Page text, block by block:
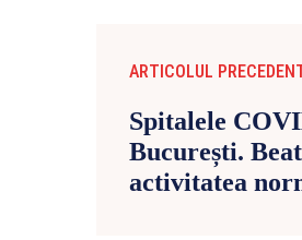
ARTICOLUL
Spitalele
București.
activitatea